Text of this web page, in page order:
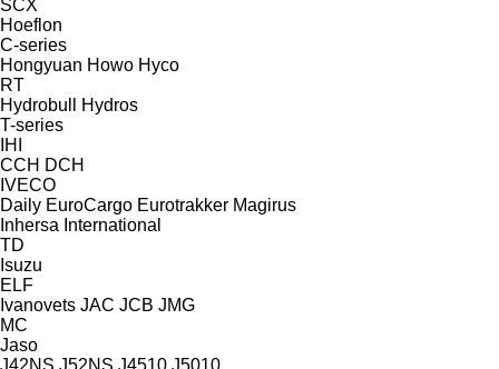
SCX
Hoeflon
C-series
Hongyuan Howo Hyco
RT
Hydrobull
Hydros
T-series
IHI
CCH DCH
IVECO
Daily EuroCargo Eurotrakker Magirus
Inhersa International
TD
Isuzu
ELF
Ivanovets JAC JCB JMG
MC
Jaso
J42NS J52NS J4510 J5010